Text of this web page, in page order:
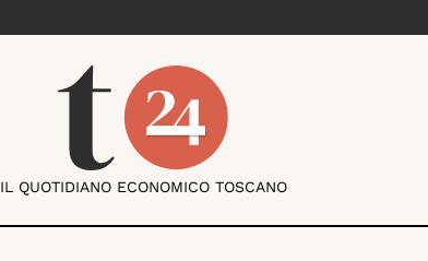
IL QUOTIDIANO ECONOMICO TOSCANO